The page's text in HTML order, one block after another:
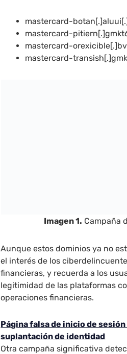
mastercard-
mastercard-
mastercard-
mastercard-
Imagen 1. Campaña
Aunque estos dominios ya no
el interés de los
financieras, y recuerda a los
legitimidad de las plataformas
operaciones financieras.
Página falsa de inicio de
suplantación de identidad
Otra campaña significativa